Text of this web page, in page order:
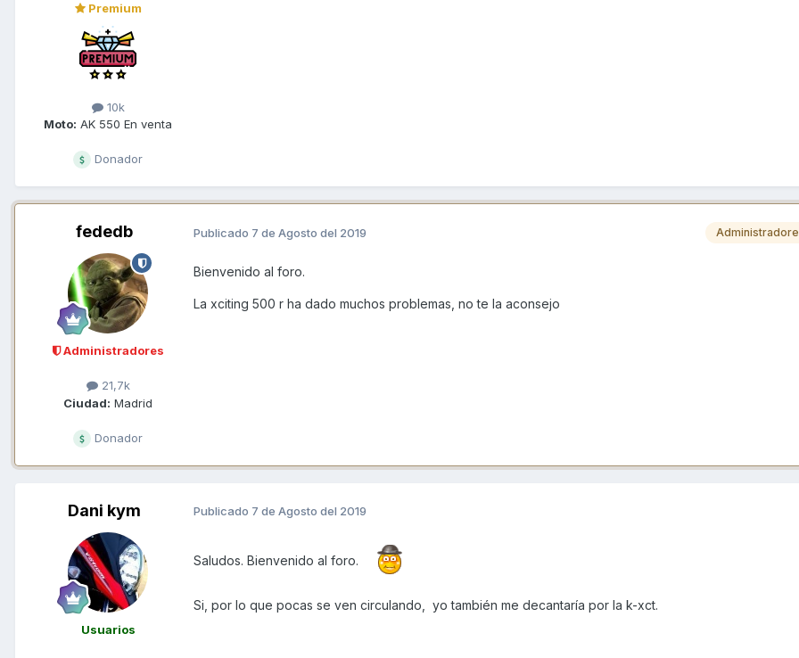
Premium
10k
Moto: AK 550 En venta
Donador
fededb
Administradores
21,7k
Ciudad: Madrid
Donador
Publicado 7 de Agosto del 2019
Bienvenido al foro.
La xciting 500 r ha dado muchos problemas, no te la aconsejo
Dani kym
Usuarios
Publicado 7 de Agosto del 2019
Saludos. Bienvenido al foro.
Si, por lo que pocas se ven circulando, yo también me decantaría por la k-xct.